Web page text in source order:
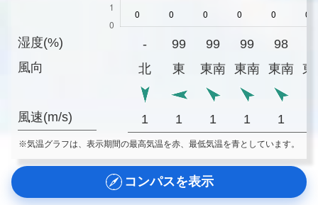
湿度(%)
風向
風速(m/s)
- 99 99 99 98
北
東 東南 東南 東南 東
1 1 1 1 1
※気温グラフは、表示期間の最高気温を赤、最低気温を青としています。
コンパスを表示